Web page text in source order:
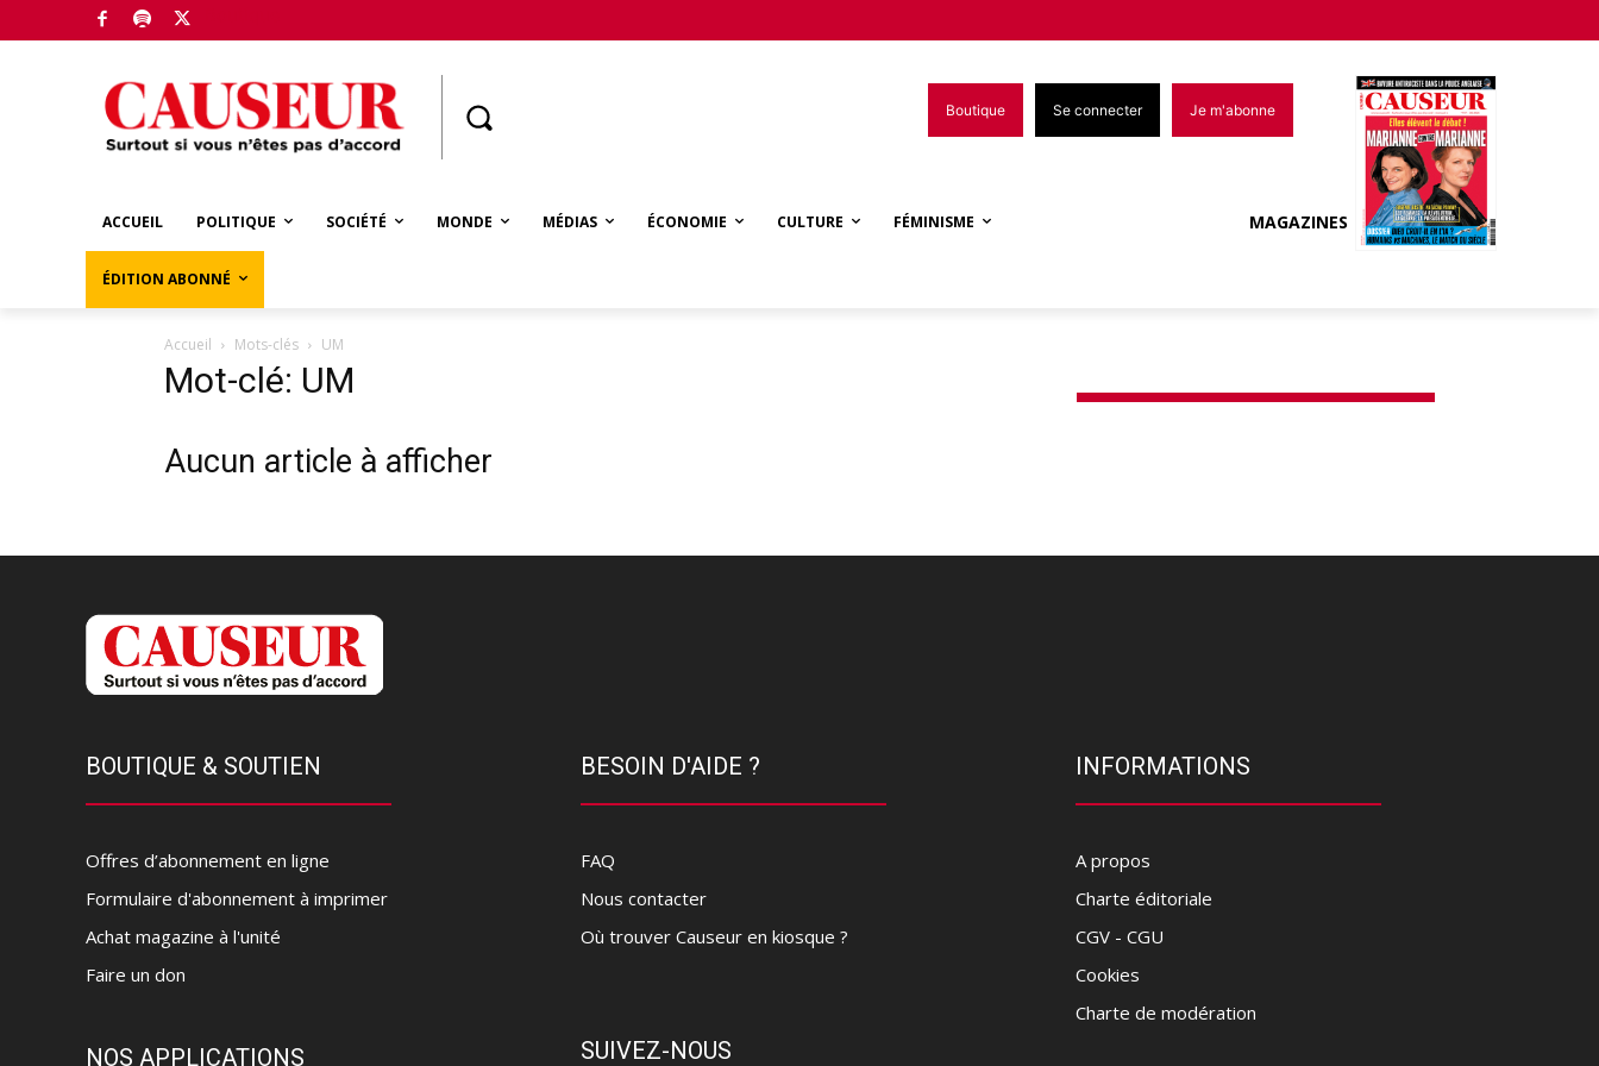
Boutique Se connecter Je m'abonne
ACCUEIL POLITIQUE SOCIÉTÉ MONDE MÉDIAS ÉCONOMIE CULTURE FÉMINISME
ÉDITION ABONNÉ
MAGAZINES
Accueil Mots-clés UM
Mot-clé: UM
Aucun article à afficher
BOUTIQUE & SOUTIEN
Offres d’abonnement en ligne
Formulaire d'abonnement à imprimer
Achat magazine à l'unité
Faire un don
NOS APPLICATIONS
BESOIN D'AIDE ?
FAQ
Nous contacter
Où trouver Causeur en kiosque ?
SUIVEZ-NOUS
INFORMATIONS
A propos
Charte éditoriale
CGV - CGU
Cookies
Charte de modération